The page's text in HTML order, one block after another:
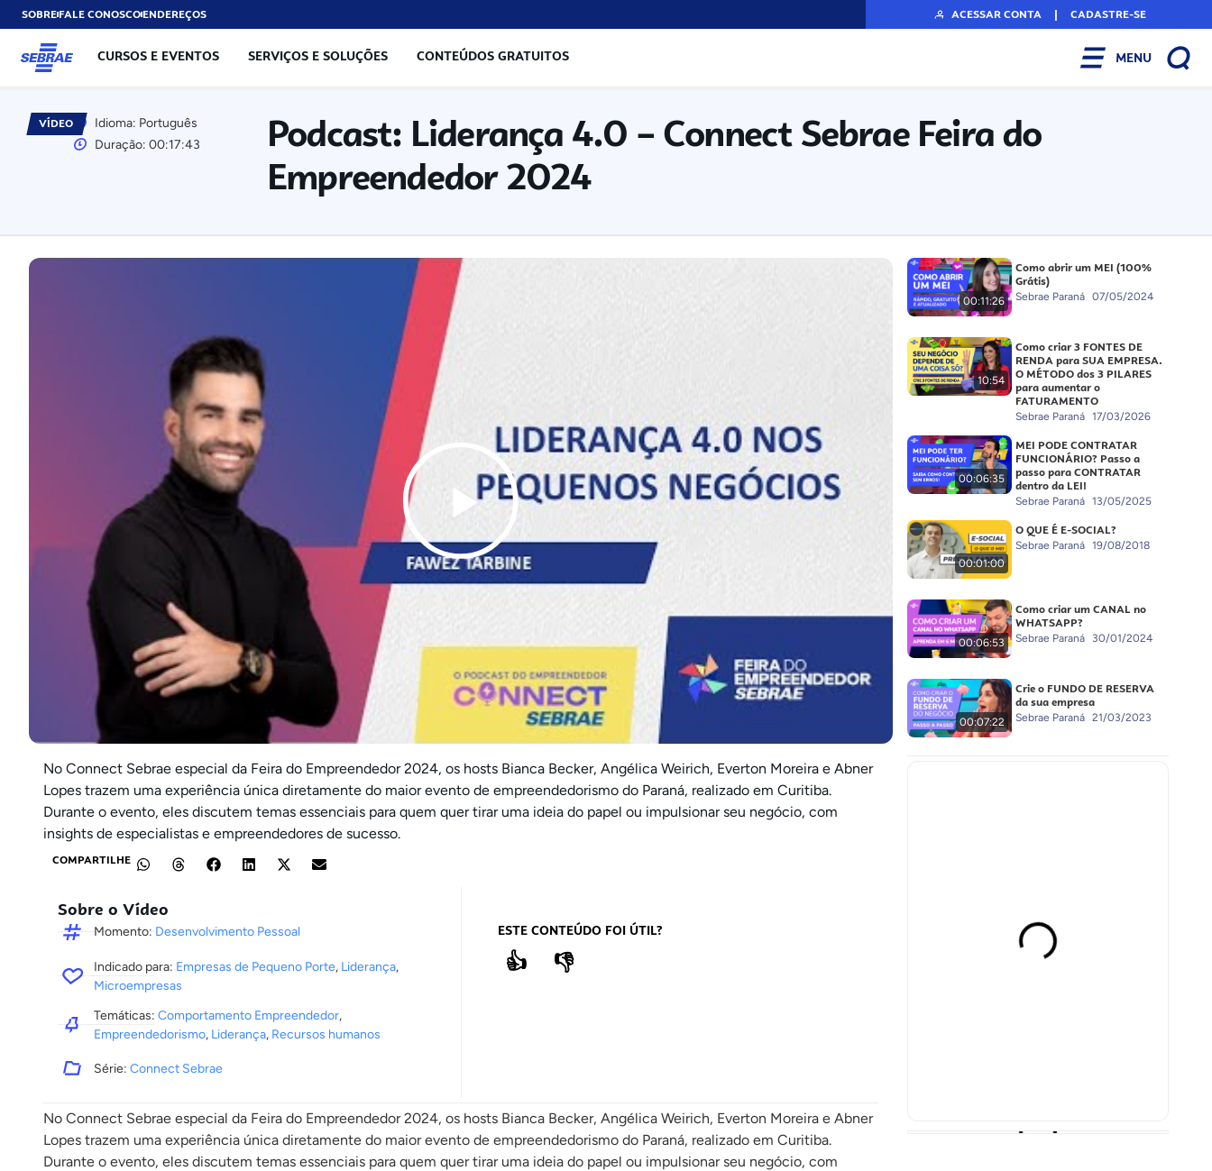
SOBREFALE CONOSCOENDEREÇOS ACESSAR CONTA | CADASTRE-SE
CURSOS E EVENTOS SERVIÇOS E SOLUÇÕES CONTEÚDOS GRATUITOS MENU
VÍDEO
Idioma: Português
Duração: 00:17:43
Podcast: Liderança 4.0 – Connect Sebrae Feira do
Empreendedor 2024
No Connect Sebrae especial da Feira do Empreendedor 2024, os hosts Bianca Becker, Angélica Weirich, Everton Moreira e Abner
Lopes trazem uma experiência única diretamente do maior evento de empreendedorismo do Paraná, realizado em Curitiba.
Durante o evento, eles discutem temas essenciais para quem quer tirar uma ideia do papel ou impulsionar seu negócio, com
insights de especialistas e empreendedores de sucesso.
COMPARTILHE
Sobre o Vídeo
Momento: Desenvolvimento Pessoal
Indicado para: Empresas de Pequeno Porte, Liderança,
Microempresas
Temáticas: Comportamento Empreendedor,
Empreendedorismo, Liderança, Recursos humanos
Série: Connect Sebrae
ESTE CONTEÚDO FOI ÚTIL?
👍 👎
No Connect Sebrae especial da Feira do Empreendedor 2024, os hosts Bianca Becker, Angélica Weirich, Everton Moreira e Abner
Lopes trazem uma experiência única diretamente do maior evento de empreendedorismo do Paraná, realizado em Curitiba.
Durante o evento, eles discutem temas essenciais para quem quer tirar uma ideia do papel ou impulsionar seu negócio, com
00:11:26
Como abrir um MEI (100%
Grátis)
Sebrae Paraná 07/05/2024
10:54
Como criar 3 FONTES DE
RENDA para SUA EMPRESA.
O MÉTODO dos 3 PILARES
para aumentar o
FATURAMENTO
Sebrae Paraná 17/03/2026
00:06:35
MEI PODE CONTRATAR
FUNCIONÁRIO? Passo a
passo para CONTRATAR
dentro da LEI!
Sebrae Paraná 13/05/2025
00:01:00
O QUE É E-SOCIAL?
Sebrae Paraná 19/08/2018
00:06:53
Como criar um CANAL no
WHATSAPP?
Sebrae Paraná 30/01/2024
00:07:22
Crie o FUNDO DE RESERVA
da sua empresa
Sebrae Paraná 21/03/2023